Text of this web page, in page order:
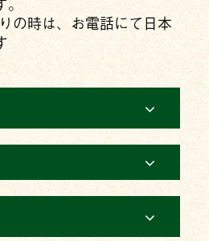
時は、お電話にて日本